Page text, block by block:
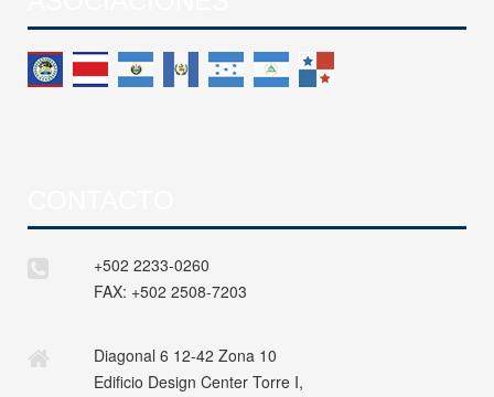
+502 2233-0260
FAX: +502 2508-7203
Diagonal 6 12-42 Zona 10
Edificio Design Center Torre I,